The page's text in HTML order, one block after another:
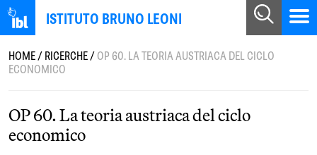
ISTITUTO BRUNO LEONI
HOME/RICERCHE/OP 60. LA TEORIA AUSTRIACA DEL CICLO
ECONOMICO
OP 60. La teoria austriaca del ciclo
economico